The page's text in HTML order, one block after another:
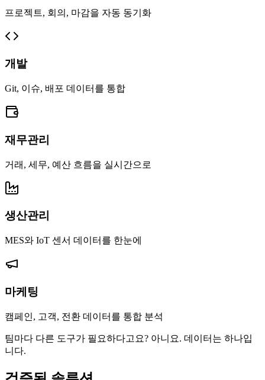
프로젝트, 회의, 마감을 자동 동기화
개발
Git, 이슈, 배포 데이터를 통합
재무관리
거래, 세무, 예산 흐름을 실시간으로
생산관리
MES와 IoT 센서 데이터를 한눈에
마케팅
캠페인, 고객, 전환 데이터를 통합 분석
팀마다 다른 도구가 필요하다고요? 아니요. 데이터는 하나입
니다.